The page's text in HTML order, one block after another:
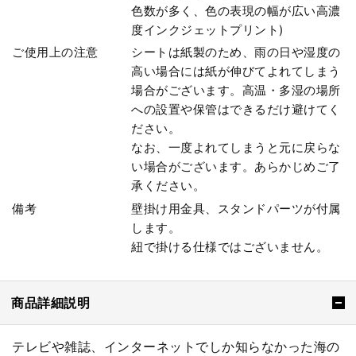
色数が多く、色の表現の幅が広い高濃
度インクジェットプリント)
ご使用上の注意
シートは紙製のため、雨の日や湿度の
高い場合には紙が伸びてよれてしまう
場合がございます。高温・多湿の場所
への設置や保管はできるだけ避けてく
ださい。
なお、一度よれてしまうと元に戻らな
い場合がございます。あらかじめご了
承ください。
備考
壁掛け用金具、スタンドパーツが付属
します。
紐で掛ける仕様ではございません。
商品詳細説明
テレビや雑誌、インターネットでしか知らなかった海の